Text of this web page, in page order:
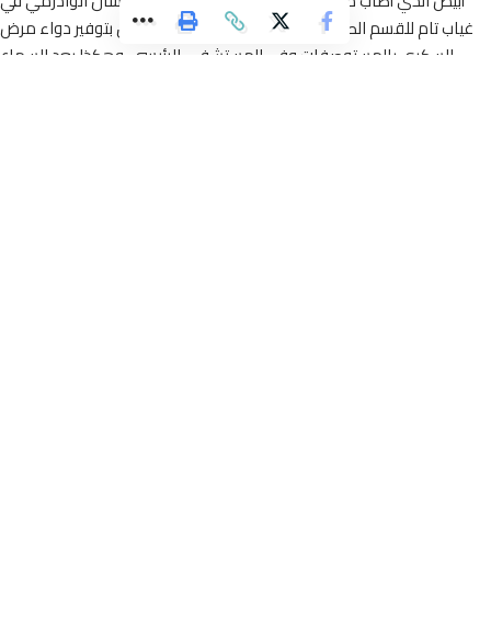
تام للقسم الصحي بجماعة وادي زم ، كما يطالبون بتوفير دواء مرض
السكري بالمستوصفات وفي المستشفى الرئيسي ،وهكذا بعد السماع